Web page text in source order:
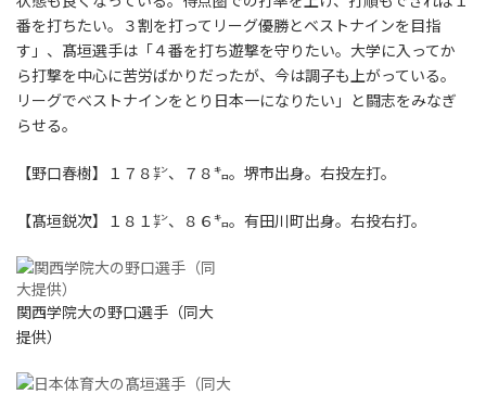
番を打ちたい。３割を打ってリーグ優勝とベストナインを目指
す」、髙垣選手は「４番を打ち遊撃を守りたい。大学に入ってか
ら打撃を中心に苦労ばかりだったが、今は調子も上がっている。
リーグでベストナインをとり日本一になりたい」と闘志をみなぎ
らせる。
【野口春樹】１７８㌢、７８㌔。堺市出身。右投左打。
【髙垣鋭次】１８１㌢、８６㌔。有田川町出身。右投右打。
関西学院大の野口選手（同大
提供）